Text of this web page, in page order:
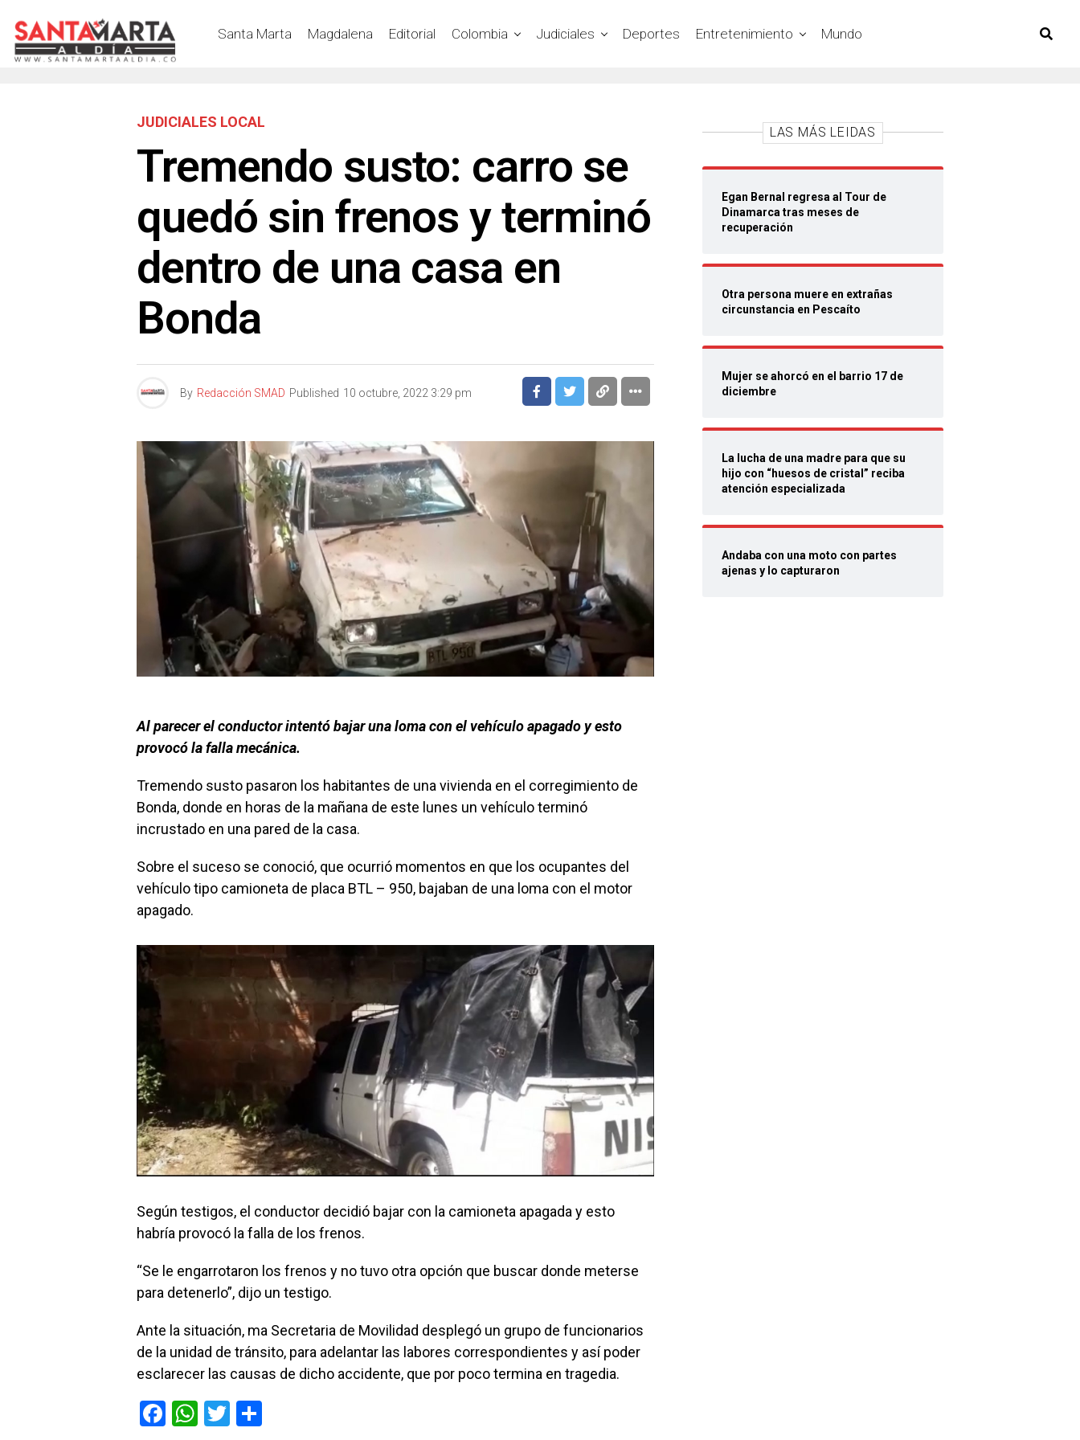
Santa Marta Magdalena Editorial Colombia Judiciales Deportes Entretenimiento Mundo
JUDICIALES LOCAL
Tremendo susto: carro se
quedó sin frenos y terminó
dentro de una casa en
Bonda
By Redacción SMAD Published 10 octubre, 2022 3:29 pm
Al parecer el conductor intentó bajar una loma con el vehículo apagado y esto
provocó la falla mecánica.
Tremendo susto pasaron los habitantes de una vivienda en el corregimiento de
Bonda, donde en horas de la mañana de este lunes un vehículo terminó
incrustado en una pared de la casa.
Sobre el suceso se conoció, que ocurrió momentos en que los ocupantes del
vehículo tipo camioneta de placa BTL – 950, bajaban de una loma con el motor
apagado.
Según testigos, el conductor decidió bajar con la camioneta apagada y esto
habría provocó la falla de los frenos.
“Se le engarrotaron los frenos y no tuvo otra opción que buscar donde meterse
para detenerlo”, dijo un testigo.
Ante la situación, ma Secretaria de Movilidad desplegó un grupo de funcionarios
de la unidad de tránsito, para adelantar las labores correspondientes y así poder
esclarecer las causas de dicho accidente, que por poco termina en tragedia.
F
W T
LAS MÁS LEIDAS
Egan Bernal regresa al Tour de
Dinamarca tras meses de
recuperación
Otra persona muere en extrañas
circunstancia en Pescaíto
Mujer se ahorcó en el barrio 17 de
diciembre
La lucha de una madre para que su
hijo con “huesos de cristal” reciba
atención especializada
Andaba con una moto con partes
ajenas y lo capturaron